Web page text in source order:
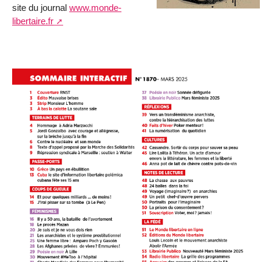
site du journal www.monde-
libertaire.fr